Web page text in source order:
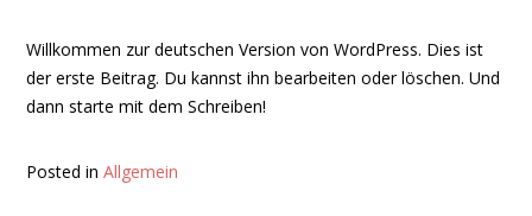
Willkommen zur deutschen Version von WordPress. Dies ist
der erste Beitrag. Du kannst ihn bearbeiten oder löschen. Und
dann starte mit dem Schreiben!
Posted in Allgemein